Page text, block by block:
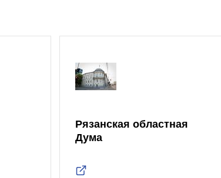
Рязанская областная
Дума